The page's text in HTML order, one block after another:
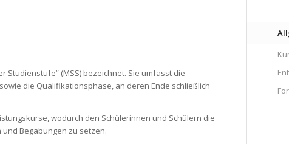
Studienstufe“ (MSS) bezeichnet. Sie umfasst die
die Qualifikationsphase, an deren Ende schließlich
wodurch den Schülerinnen und Schülern die
Begabungen zu setzen.